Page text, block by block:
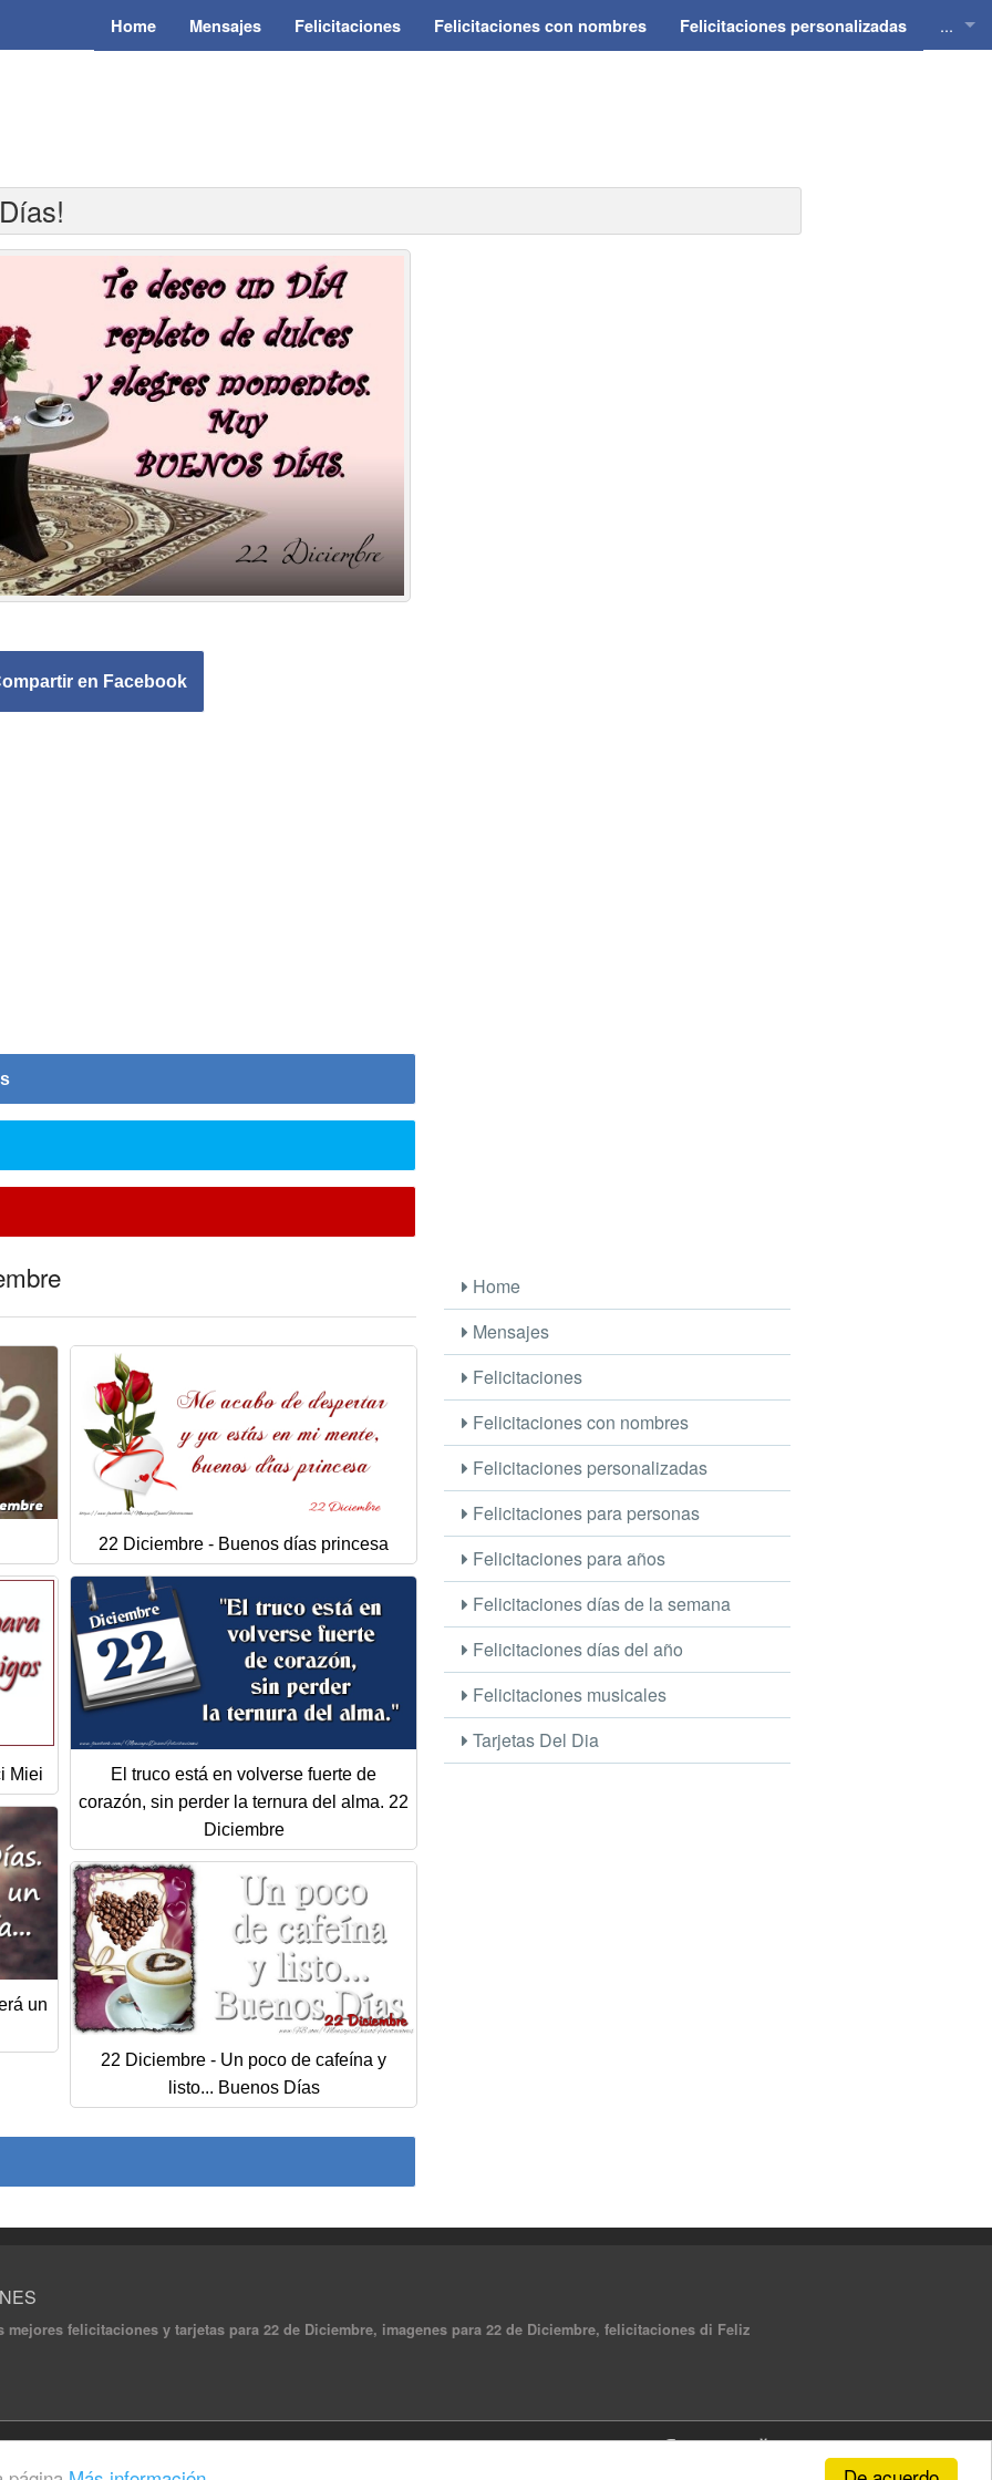
Home Mensajes Felicitaciones Felicitaciones con nombres Felicitaciones personalizadas ...
en Facebook
22 Diciembre - Buenos días princesa
Miei
El truco está en volverse fuerte de
corazón, sin perder la ternura del alma. 22
Diciembre
un
22 Diciembre - Un poco de cafeína y
listo... Buenos Días
Home
Mensajes
Felicitaciones
Felicitaciones con nombres
Felicitaciones personalizadas
Felicitaciones para personas
Felicitaciones para años
Felicitaciones días de la semana
Felicitaciones días del año
Felicitaciones musicales
Tarjetas Del Dia
felicitaciones y tarjetas para 22 de Diciembre, imagenes para 22 de Diciembre, felicitaciones di Feliz